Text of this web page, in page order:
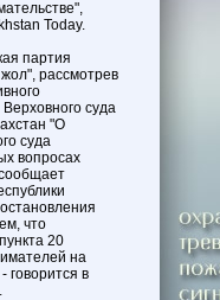
Today.
партия
рассмотрев
суда
"О
суда
вопросах
что
20
на
говорится в